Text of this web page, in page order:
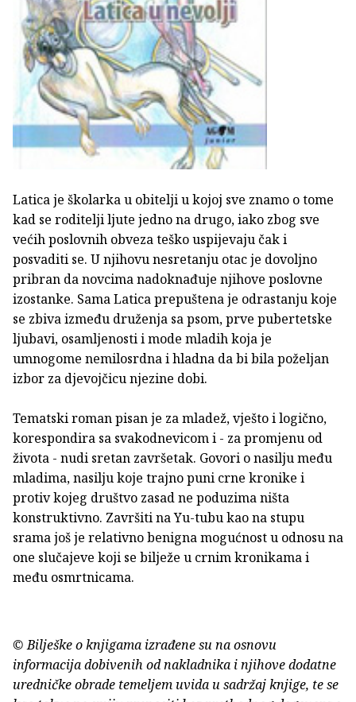
Latica je školarka u obitelji u kojoj sve znamo o tome
kad se roditelji ljute jedno na drugo, iako zbog sve
većih poslovnih obveza teško uspijevaju čak i
posvaditi se. U njihovu nesretanju otac je dovoljno
pribran da novcima nadoknađuje njihove poslovne
izostanke. Sama Latica prepuštena je odrastanju koje
se zbiva između druženja sa psom, prve pubertetske
ljubavi, osamljenosti i mode mladih koja je
umnogome nemilosrdna i hladna da bi bila poželjan
izbor za djevojčicu njezine dobi.
Tematski roman pisan je za mladež, vješto i logično,
korespondira sa svakodnevicom i - za promjenu od
života - nudi sretan završetak. Govori o nasilju među
mladima, nasilju koje trajno puni crne kronike i
protiv kojeg društvo zasad ne poduzima ništa
konstruktivno. Završiti na Yu-tubu kao na stupu
srama još je relativno benigna mogućnost u odnosu na
one slučajeve koji se bilježe u crnim kronikama i
među osmrtnicama.
© Bilješke o knjigama izrađene su na osnovu
informacija dobivenih od nakladnika i njihove dodatne
uredničke obrade temeljem uvida u sadržaj knjige, te se